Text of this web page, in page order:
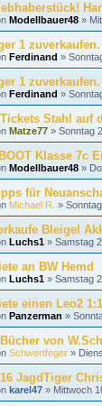
Modellbauer48 »
1 zuverkaufen.
Ferdinand »
1 zuverkaufen.
Ferdinand »
Stahl auf
Matze77 » Sonntag
Klasse 7c
Modellbauer48 »
für
Michael R. »
Bleigel
Luchs1 » Samstag
an BW Hemd
Luchs1 » Samstag
einen Leo2
Panzerman »
von
Schwertfeger »
JagdTiger
karel47 » Mittwoch